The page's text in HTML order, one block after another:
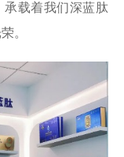
承载着我们深蓝肽
。